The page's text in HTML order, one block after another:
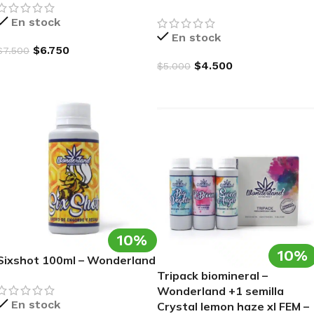
En stock
7.500 $6.750
En stock
$5.000 $4.500
10%
100ml – Wonderland
En stock
10%
Tripack biomineral –
Wonderland +1 semilla
Crystal lemon haze xl FEM –